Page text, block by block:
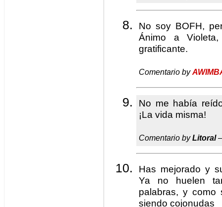
No soy BOFH,
Ánimo a
gratificante.
Comentario by
No me había
¡La vida misma!
Comentario byLitoral
Has mejorado y
Ya no huelen
palabras, y como
siendo cojonudas